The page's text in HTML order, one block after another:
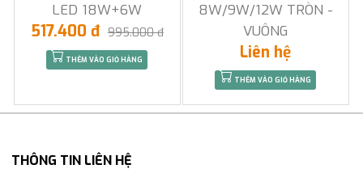
LED 18W+6W
517.400 đ 995.000 đ
THÊM VÀO GIỎ HÀNG
8W/9W/12W TRÒN -
VUÔNG
Liên hệ
THÊM VÀO GIỎ HÀNG
THÔNG TIN LIÊN HỆ